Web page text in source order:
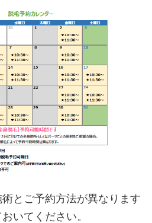
とご予約方法が異なります
いてください。